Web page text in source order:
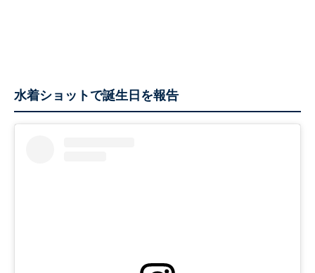
水着ショットで誕生日を報告